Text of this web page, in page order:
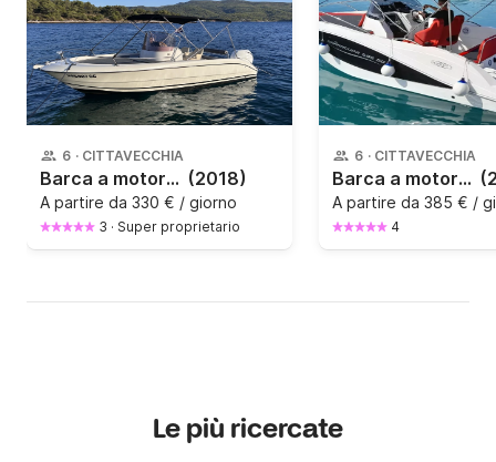
6 · CITTAVECCHIA
Barca a motore Fisher Fisher 20 115CV (2018)
A partire da 330 € / giorno
3 · Super proprietario
6 · CITTAVECCHIA
Barca a motore Oki Boats Barracuda 595 SD 150CV
A partire da 385 € /
4
Le più ricercate